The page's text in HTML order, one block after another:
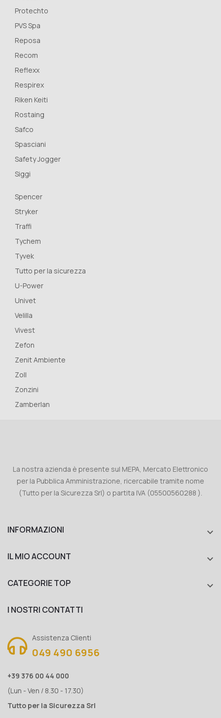
Protechto
PVS Spa
Reposa
Recom
Reflexx
Respirex
Riken Keiti
Rostaing
Safco
Spasciani
Safety Jogger
Siggi
Spencer
Stryker
Traffi
Tychem
Tyvek
Tutto per la sicurezza
U-Power
Univet
Velilla
Vivest
Zefon
Zenit Ambiente
Zoll
Zonzini
Zamberlan
La nostra azienda è presente sul MEPA, Mercato Elettronico
per la Pubblica Amministrazione, ricercabile tramite nome
(Tutto per la Sicurezza Srl) o partita IVA (05500560288 ).
INFORMAZIONI 
IL MIO ACCOUNT 
CATEGORIE TOP 
I NOSTRI CONTATTI
Assistenza Clienti
049 490 6956
+39 376 00 44 000
(Lun - Ven / 8.30 - 17.30)
Tutto per la Sicurezza Srl